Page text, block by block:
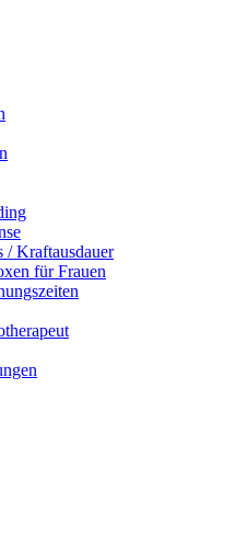
/ Kraftausdauer
für Frauen